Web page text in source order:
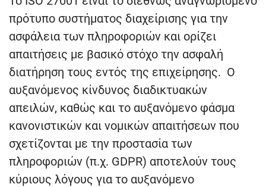
πρότυπο συστήματος διαχείρισης για την
ασφάλεια των πληροφοριών και ορίζει
απαιτήσεις με βασικό στόχο την ασφαλή
διατήρηση τους εντός της επιχείρησης. Ο
αυξανόμενος κίνδυνος διαδικτυακών
απειλών, καθώς και το αυξανόμενο φάσμα
κανονιστικών και νομικών απαιτήσεων που
σχετίζονται με την προστασία των
πληροφοριών (π.χ. GDPR) αποτελούν τους
κύριους λόγους για το αυξανόμενο